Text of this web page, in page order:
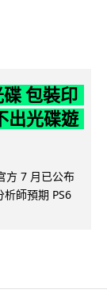
包裝印
出光碟遊
方 7 月已公布
師預期 PS6